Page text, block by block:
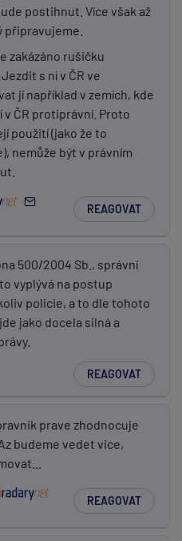
postihnut. Více však až
připravujeme.
zakázáno rušičku
s ní v ČR ve
jí například v zemích, kde
ČR protiprávní. Proto
použití (jako že to
nemůže být v právním
REAGOVAT
500/2004 Sb., správní
vyplývá na postup
policie, a to dle tohoto
jako docela silná a
REAGOVAT
prave zhodnocuje
budeme vedet vice,
REAGOVAT